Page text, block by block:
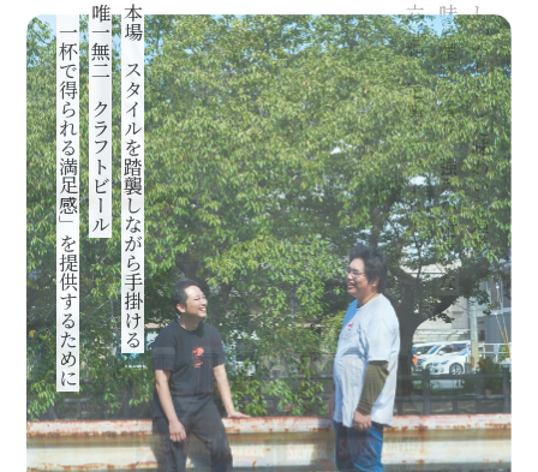
本場のスタイルを踏襲しながら手掛ける
唯一無二のクラフトビール
「一杯で得られる満足感」を提供するために しっかりとした味わいを追求
味の濃さと香りの強さが特長的な
六種類の定番クラフトビール